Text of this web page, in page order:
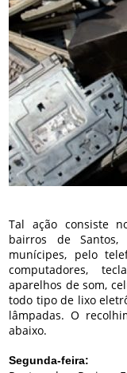
Tal ação consiste
bairros de Santos,
munícipes, pelo
computadores,
aparelhos de som,
todo tipo de lixo
lâmpadas. O
abaixo.
Segunda-feira: